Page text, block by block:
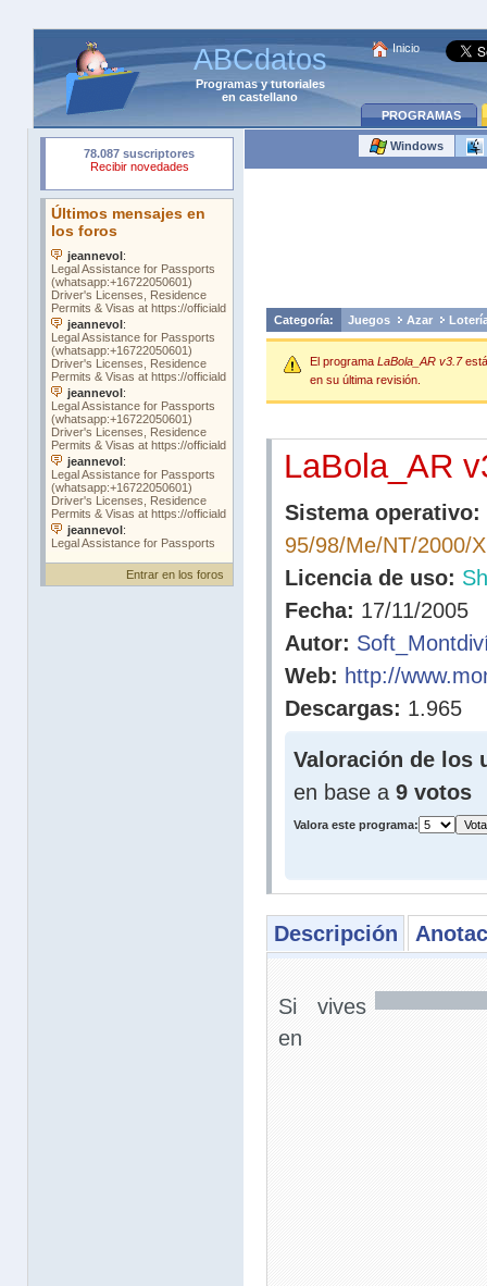
ABCdatos
Programasytutoriales
en castellano
Inicio
PROGRAMAS
Entrar en los foros
Windows
Categoría: Juegos Azar
El programa LaBola_AR v3.7
en su última revisión.
LaBola_AR
Sistema operativo:
95/98/Me/NT/2000/
Licencia de uso:
Fecha: 17/11/2005
Autor:
Web: http://
Descargas: 1.965
Valoración de los
en base a 9 votos
Valora este programa:
Descripción
Si vives
en